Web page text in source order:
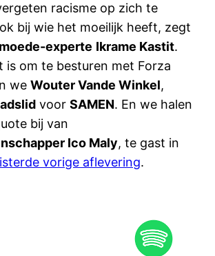
racisme op zich te
bij wie het moeilijk heeft, zegt
experte Ikrame Kastit.
is om te besturen met Forza
weWouter Vande Winkel,
voorSAMEN. En we halen
bij van
Ico Maly, te gast in
vorige aflevering.